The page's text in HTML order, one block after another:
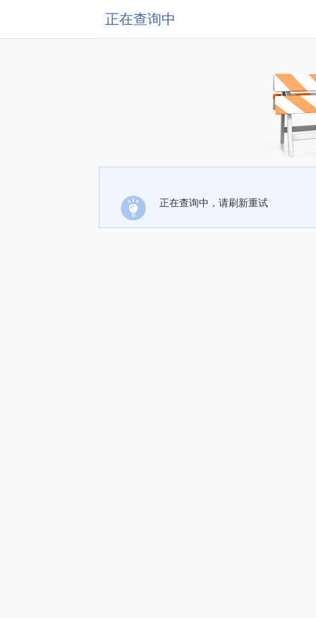
正在查询中
正在查询中，请刷新重试